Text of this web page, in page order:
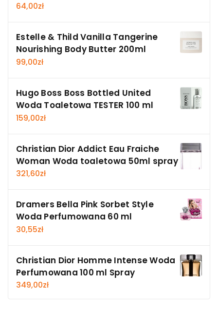
64,00zł
Estelle & Thild Vanilla Tangerine
Nourishing Body Butter 200ml
99,00zł
Hugo Boss Boss Bottled United
Woda Toaletowa TESTER 100 ml
159,00zł
Christian Dior Addict Eau Fraiche
Woman Woda toaletowa 50ml spray
321,60zł
Dramers Bella Pink Sorbet Style
Woda Perfumowana 60 ml
30,55zł
Christian Dior Homme Intense Woda
Perfumowana 100 ml Spray
349,00zł